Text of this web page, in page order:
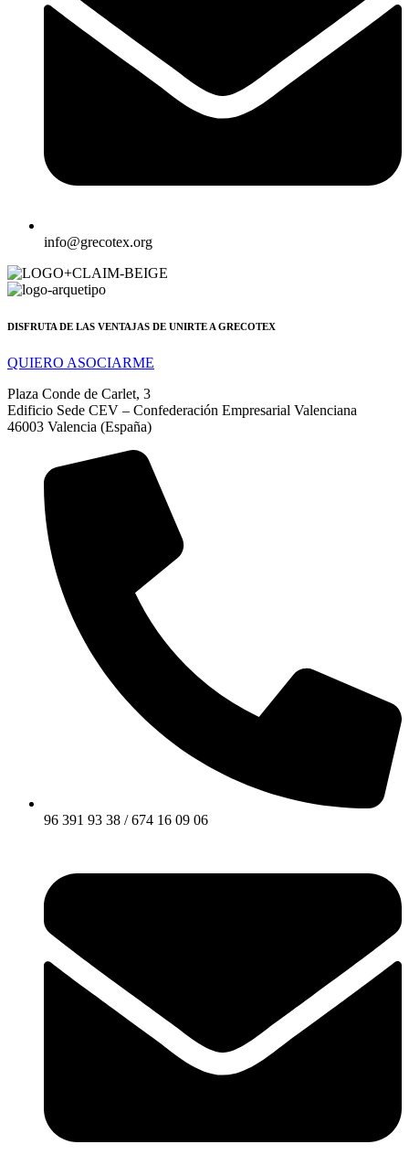
info@grecotex.org
DISFRUTA DE LAS VENTAJAS DE UNIRTE A GRECOTEX
QUIERO ASOCIARME
Plaza Conde de Carlet, 3
Edificio Sede CEV – Confederación Empresarial Valenciana
46003 Valencia (España)
96 391 93 38 / 674 16 09 06